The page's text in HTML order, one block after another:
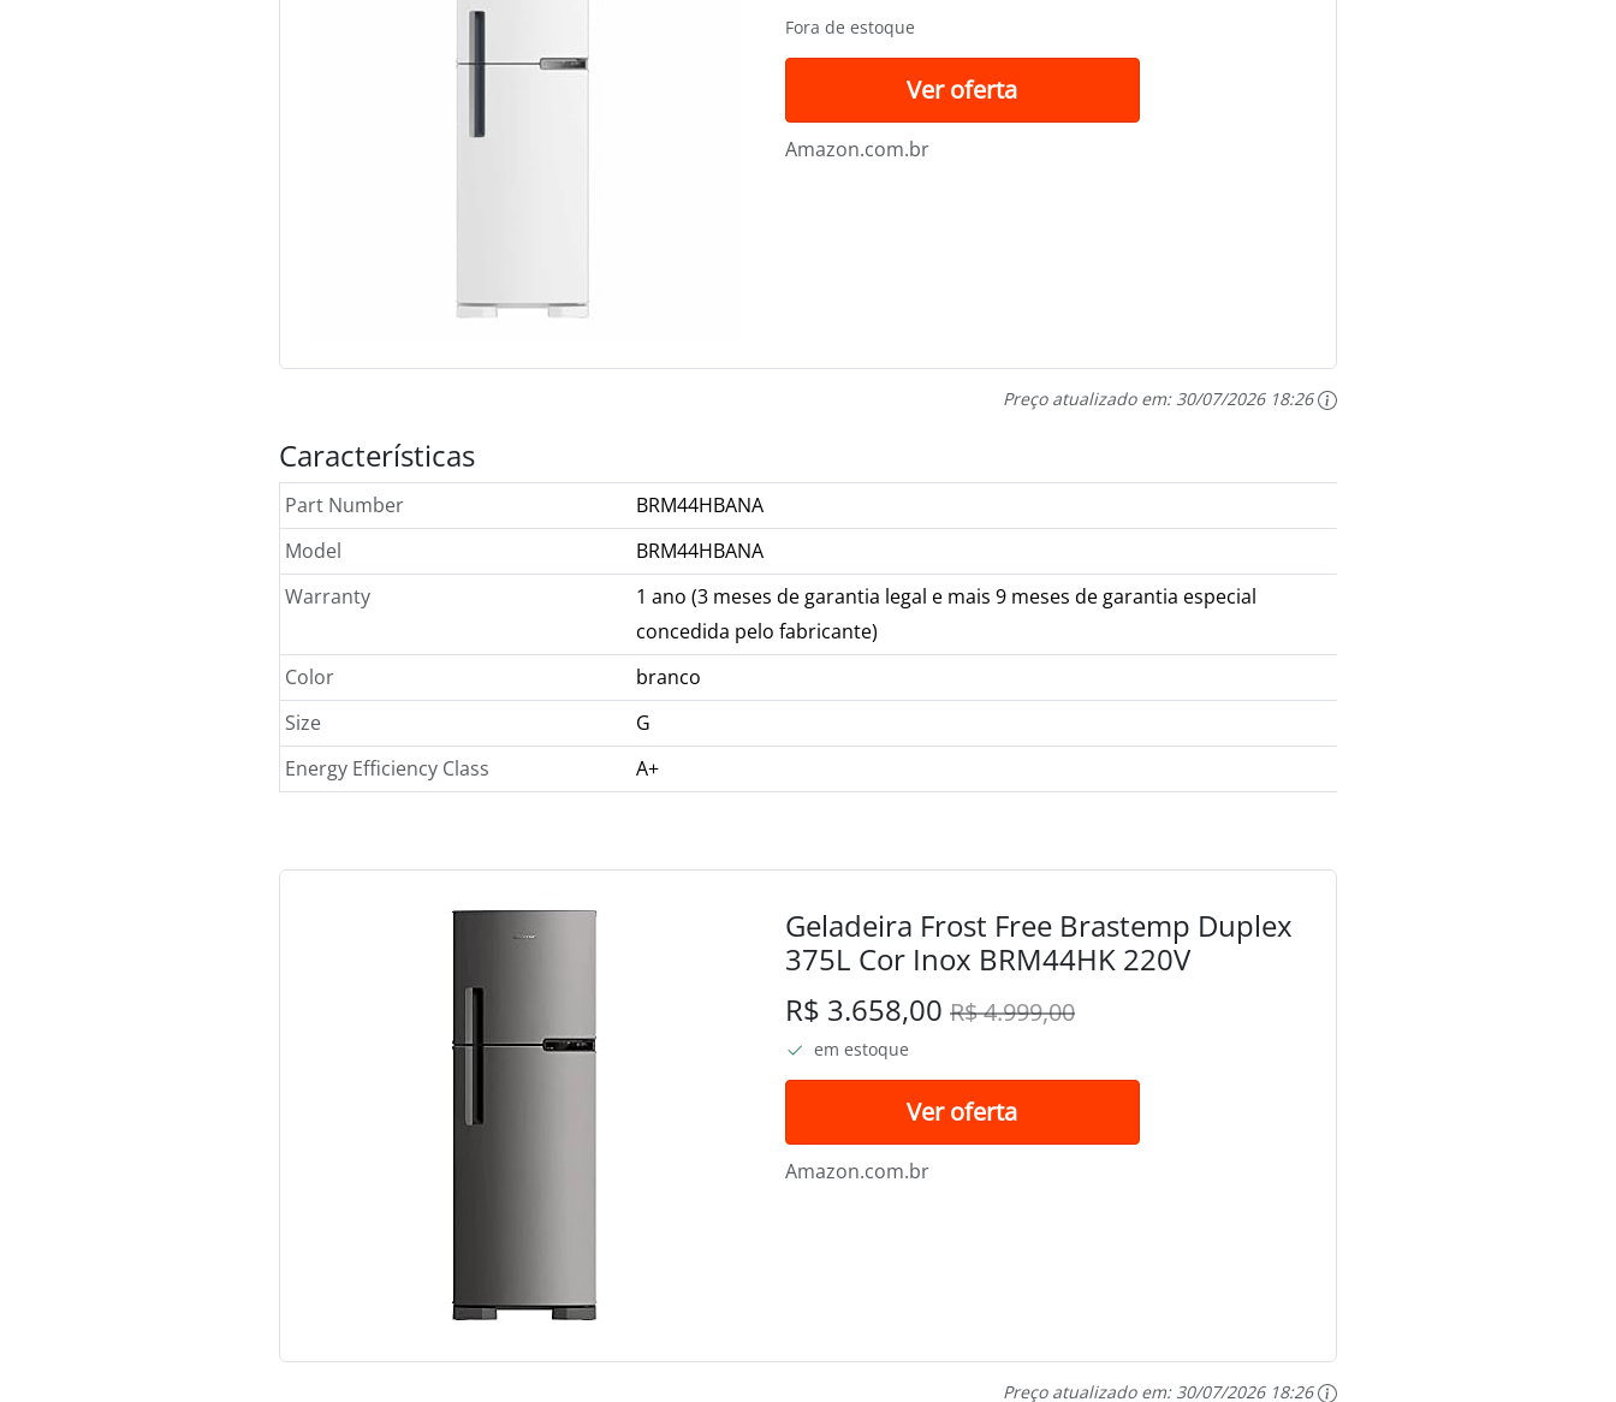
Fora de estoque
Ver oferta
Amazon.com.br
Preço atualizado em: 30/07/2026 18:26
Características
Part Number
BRM44HBANA
Model
BRM44HBANA
Warranty
1 ano (3 meses de garantia legal e mais 9 meses de garantia especial
concedida pelo fabricante)
Color
branco
Size
G
Energy Efficiency Class
A+
Geladeira Frost Free Brastemp Duplex
375L Cor Inox BRM44HK 220V
R$ 3.658,00 R$ 4.999,00
em estoque
Ver oferta
Amazon.com.br
Preço atualizado em: 30/07/2026 18:26